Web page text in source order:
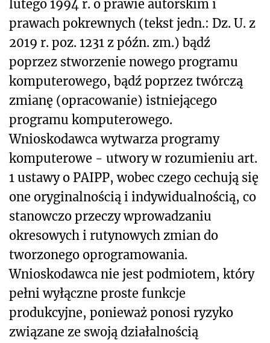
lutego 1994 r. o prawie autorskim i
prawach pokrewnych (tekst jedn.: Dz. U. z
2019 r. poz. 1231 z późn. zm.) bądź
poprzez stworzenie nowego programu
komputerowego, bądź poprzez twórczą
zmianę (opracowanie) istniejącego
programu komputerowego.
Wnioskodawca wytwarza programy
komputerowe - utwory w rozumieniu art.
1 ustawy o PAIPP, wobec czego cechują się
one oryginalnością i indywidualnością, co
stanowczo przeczy wprowadzaniu
okresowych i rutynowych zmian do
tworzonego oprogramowania.
Wnioskodawca nie jest podmiotem, który
pełni wyłączne proste funkcje
produkcyjne, ponieważ ponosi ryzyko
związane ze swoją działalnością